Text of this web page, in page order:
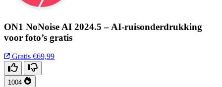
ON1 NoNoise AI 2024.5 – AI-ruisonderdrukking
voor foto’s gratis
Gratis €69,99
1004